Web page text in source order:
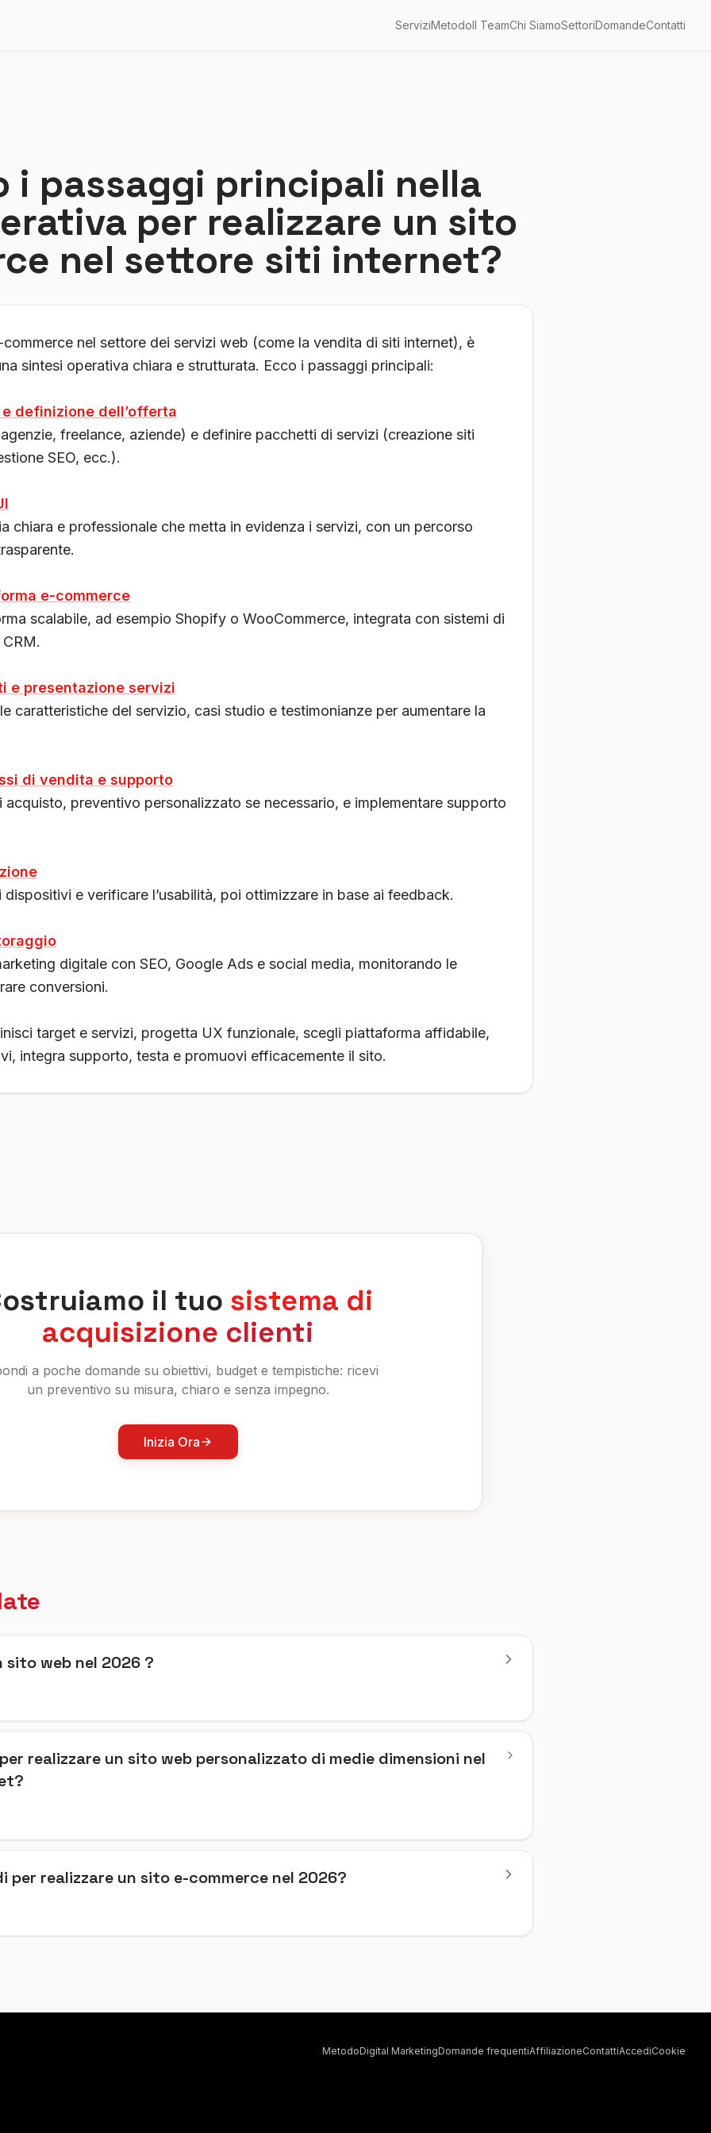
ServiziMetodoIl TeamChi SiamoSettoriDomandeContatti
i passaggi principali nella
per realizzare un sito
nel settore siti internet?
nel settore dei servizi web (come la vendita di siti internet), è
sintesi operativa chiara e strutturata. Ecco i passaggi principali:
definizione dell’offerta
freelance, aziende) e definire pacchetti di servizi (creazione siti
SEO, ecc.).
chiara e professionale che metta in evidenza i servizi, con un percorso
e-commerce
scalabile, ad esempio Shopify o WooCommerce, integrata con sistemi di
e presentazione servizi
caratteristiche del servizio, casi studio e testimonianze per aumentare la
di vendita e supporto
acquisto, preventivo personalizzato se necessario, e implementare supporto
dispositivi e verificare l’usabilità, poi ottimizzare in base ai feedback.
digitale con SEO, Google Ads e social media, monitorando le
conversioni.
target e servizi, progetta UX funzionale, scegli piattaforma affidabile,
integra supporto, testa e promuovi efficacemente il sito.
il tuo sistema di
acquisizione clienti
a poche domande su obiettivi, budget e tempistiche: ricevi
un preventivo su misura, chiaro e senza impegno.
Inizia Ora
web nel 2026 ?
realizzare un sito web personalizzato di medie dimensioni nel
per realizzare un sito e-commerce nel 2026?
MetodoDigital MarketingDomande frequentiAffiliazioneContattiAccediCookie